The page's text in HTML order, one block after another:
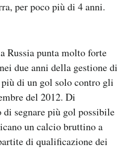
per poco più di 4 anni.
Russia punta molto forte
due anni della gestione di
di un gol solo contro gli
del 2012. Di
di segnare più gol possibile
un calcio bruttino a
di qualificazione dei